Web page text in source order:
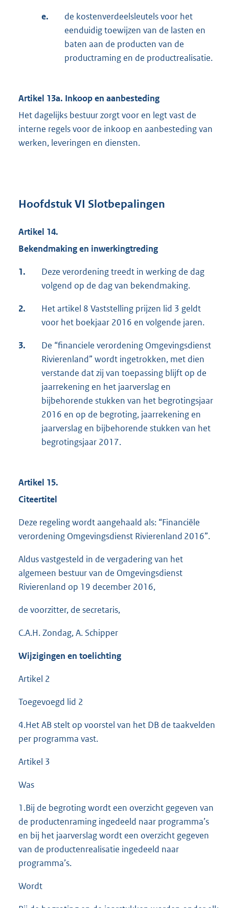
e.
de kostenverdeelsleutels voor het
eenduidig toewijzen van de lasten en
baten aan de producten van de
productraming en de productrealisatie.
Artikel 13a. Inkoop en aanbesteding
Het dagelijks bestuur zorgt voor en legt vast de
interne regels voor de inkoop en aanbesteding van
werken, leveringen en diensten.
Hoofdstuk VI Slotbepalingen
Artikel 14.
Bekendmaking en inwerkingtreding
1.
Deze verordening treedt in werking de dag
volgend op de dag van bekendmaking.
2.
Het artikel 8 Vaststelling prijzen lid 3 geldt
voor het boekjaar 2016 en volgende jaren.
3.
De “financiele verordening Omgevingsdienst
Rivierenland” wordt ingetrokken, met dien
verstande dat zij van toepassing blijft op de
jaarrekening en het jaarverslag en
bijbehorende stukken van het begrotingsjaar
2016 en op de begroting, jaarrekening en
jaarverslag en bijbehorende stukken van het
begrotingsjaar 2017.
Artikel 15.
Citeertitel
Deze regeling wordt aangehaald als: “Financiële
verordening Omgevingsdienst Rivierenland 2016”.
Aldus vastgesteld in de vergadering van het
algemeen bestuur van de Omgevingsdienst
Rivierenland op 19 december 2016,
de voorzitter, de secretaris,
C.A.H. Zondag, A. Schipper
Wijzigingen en toelichting
Artikel 2
Toegevoegd lid 2
4.Het AB stelt op voorstel van het DB de taakvelden
per programma vast.
Artikel 3
Was
1.Bij de begroting wordt een overzicht gegeven van
de productenraming ingedeeld naar programma’s
en bij het jaarverslag wordt een overzicht gegeven
van de productenrealisatie ingedeeld naar
programma’s.
Wordt